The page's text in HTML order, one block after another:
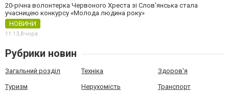
20-річна волонтерка Червоного Хреста зі Слов'янська стала
учасницею конкурсу «Молода людина року»
НОВИНИ
11:13, Вчора
Рубрики новин
Загальний розділ Техніка Здоров'я
Туризм Нерухомість Транспорт